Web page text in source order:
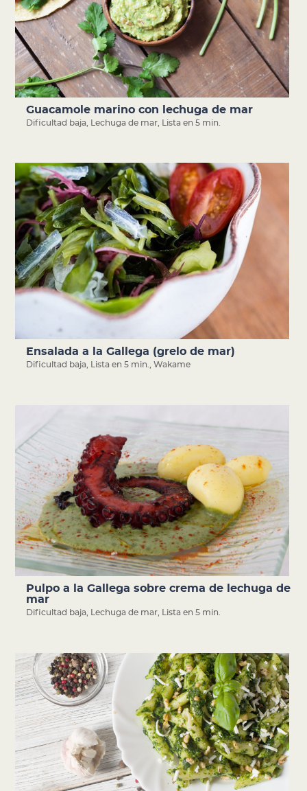
Guacamole marino con lechuga de mar
Dificultad baja Lechuga de mar Lista en 5 min.
Ensalada a la Gallega (grelo de mar)
Dificultad baja Lista en 5 min. Wakame
Pulpo a la Gallega sobre crema de lechuga de
mar
Dificultad baja, Lechuga de mar, Lista en 5 min.